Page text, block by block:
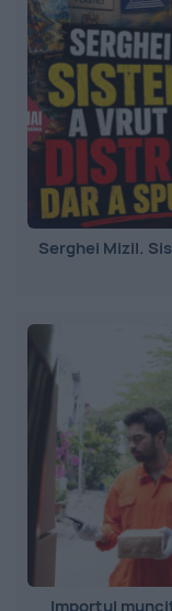
Serghei Mizil.
Importul